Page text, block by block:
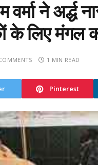
ने अर्द्ध
के लिए मंगल
1 MIN READ
Pinterest